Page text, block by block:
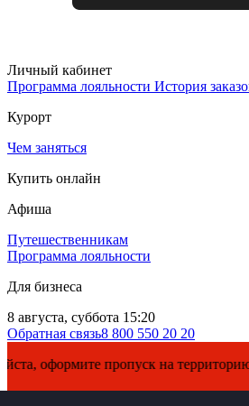
Личный кабинет
Программа лояльности История
Курорт
Чем заняться
Купить онлайн
Афиша
Путешественникам
Программа лояльности
Для бизнеса
8 августа, суббота 15:20
Обратная связь8 800 550 20 20
пропуск на территорию